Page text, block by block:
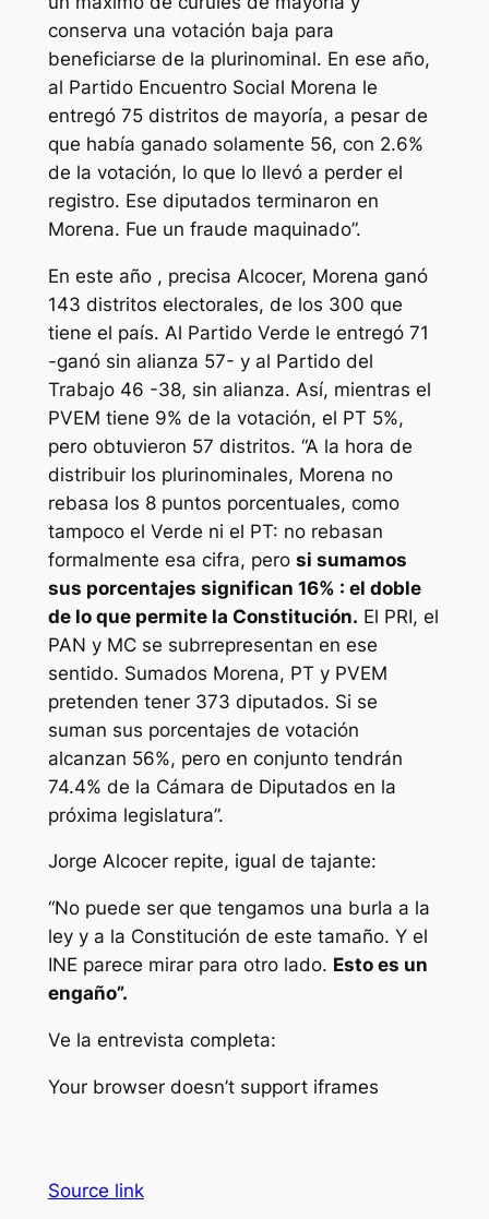
conserva una votación baja para
beneficiarse de la plurinominal. En ese año,
al Partido Encuentro Social Morena le
entregó 75 distritos de mayoría, a pesar de
que había ganado solamente 56, con 2.6%
de la votación, lo que lo llevó a perder el
registro. Ese diputados terminaron en
Morena. Fue un fraude maquinado”.
En este año , precisa Alcocer, Morena ganó
143 distritos electorales, de los 300 que
tiene el país. Al Partido Verde le entregó 71
-ganó sin alianza 57- y al Partido del
Trabajo 46 -38, sin alianza. Así, mientras el
PVEM tiene 9% de la votación, el PT 5%,
pero obtuvieron 57 distritos. “A la hora de
distribuir los plurinominales, Morena no
rebasa los 8 puntos porcentuales, como
tampoco el Verde ni el PT: no rebasan
formalmente esa cifra, pero si sumamos
sus porcentajes significan 16% : el doble
de lo que permite la Constitución. El PRI, el
PAN y MC se subrrepresentan en ese
sentido. Sumados Morena, PT y PVEM
pretenden tener 373 diputados. Si se
suman sus porcentajes de votación
alcanzan 56%, pero en conjunto tendrán
74.4% de la Cámara de Diputados en la
próxima legislatura”.
Jorge Alcocer repite, igual de tajante:
“No puede ser que tengamos una burla a la
ley y a la Constitución de este tamaño. Y el
INE parece mirar para otro lado. Esto es un
engaño”.
Ve la entrevista completa:
Your browser doesn’t support iframes
Source link